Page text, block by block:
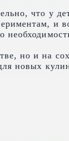
что у
и
но и на
новых